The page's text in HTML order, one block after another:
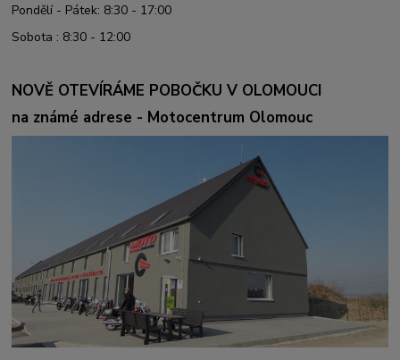
Pondělí - Pátek: 8:30 - 17:00
Sobota : 8:30 - 12:00
NOVĚ OTEVÍRÁME POBOČKU V OLOMOUCI
na známé adrese - Motocentrum Olomouc